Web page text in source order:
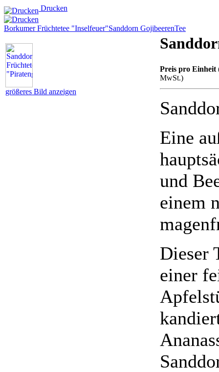
Drucken
Borkumer Früchtetee "Inselfeuer"Sanddorn GojibeerenTee
größeres Bild anzeigen
Preis pro Einheit
MwSt.)
Eine
und
einem
Dieser
einer